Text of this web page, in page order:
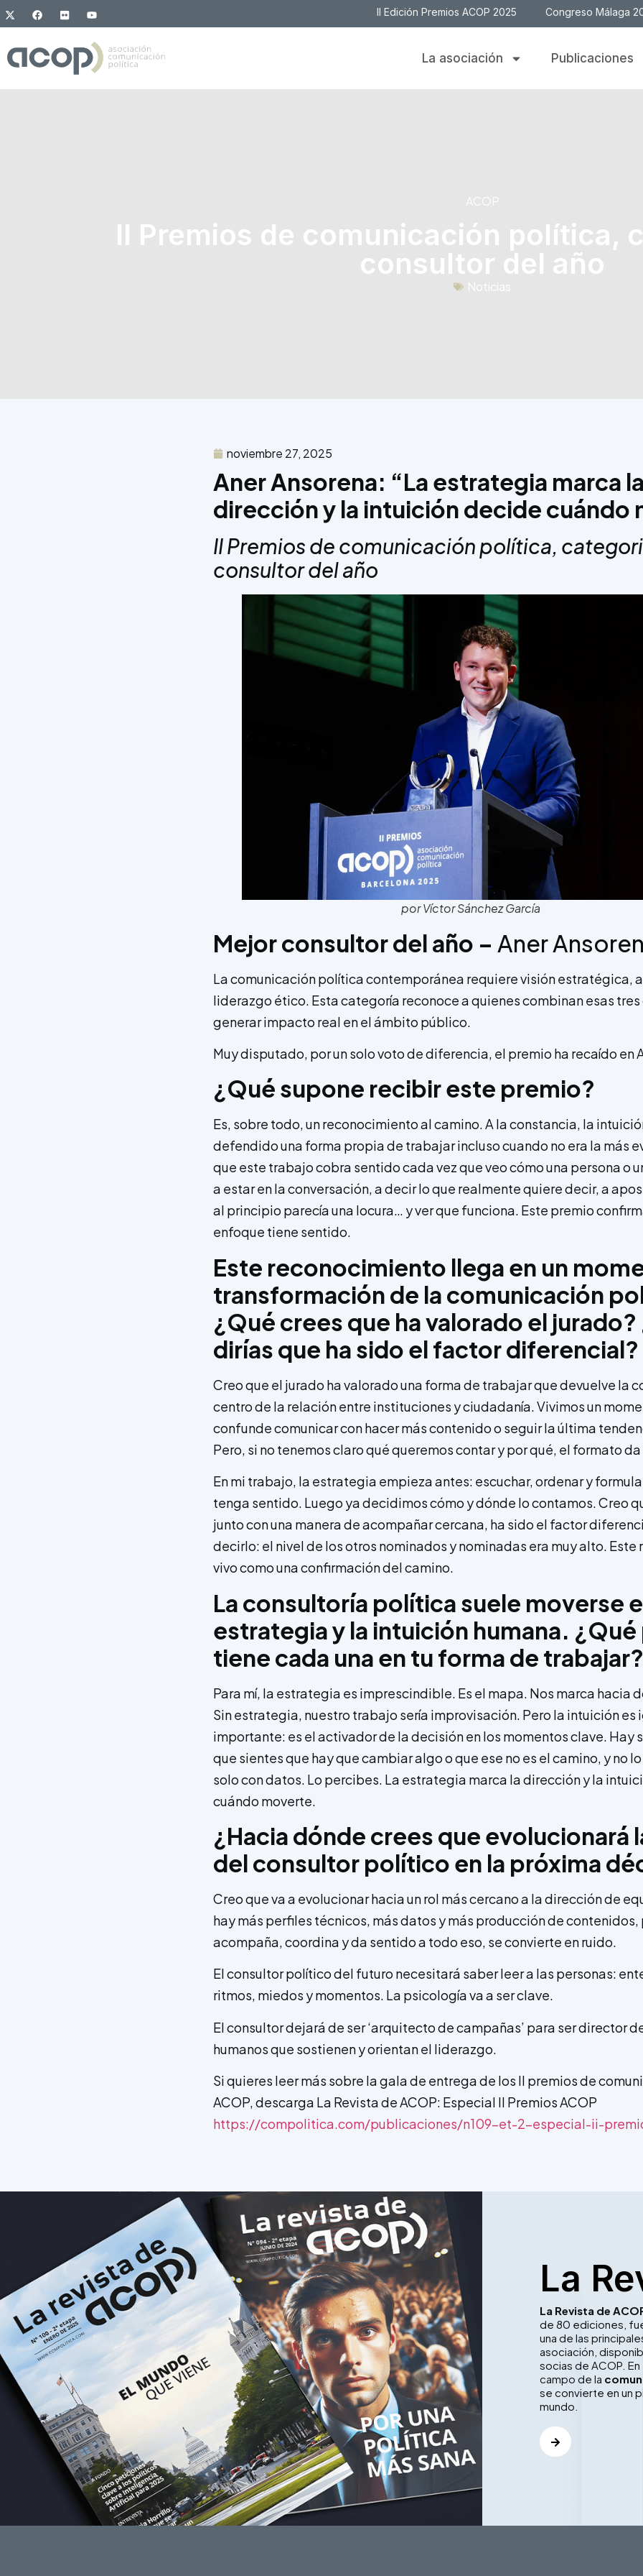
II Edición Premios ACOP 2025 Congreso Málaga
La asociación Publicaciones
ACOP
II Premios de comunicación política,
consultor del año
Noticias
noviembre 27, 2025
Aner Ansorena: “La estrategia marca
dirección y la intuición decide cuándo
II Premios de comunicación política,
consultor del año
por Víctor Sánchez García
Mejor consultor del año – Aner
La comunicación política contemporánea requiere visión estratégica,
liderazgo ético. Esta categoría reconoce a quienes combinan esas
generar impacto real en el ámbito público.
Muy disputado, por un solo voto de diferencia, el premio ha recaído en
¿Qué supone recibir este premio?
Es, sobre todo, un reconocimiento al camino. A la constancia, la
defendido una forma propia de trabajar incluso cuando no era la más
que este trabajo cobra sentido cada vez que veo cómo una persona o
a estar en la conversación, a decir lo que realmente quiere decir, a
al principio parecía una locura… y ver que funciona. Este premio
enfoque tiene sentido.
Este reconocimiento llega en un
transformación de la comunicación
¿Qué crees que ha valorado el jurado?
dirías que ha sido el factor diferencial?
Creo que el jurado ha valorado una forma de trabajar que devuelve la
centro de la relación entre instituciones y ciudadanía. Vivimos un
confunde comunicar con hacer más contenido o seguir la última
Pero, si no tenemos claro qué queremos contar y por qué, el formato
En mi trabajo, la estrategia empieza antes: escuchar, ordenar y
tenga sentido. Luego ya decidimos cómo y dónde lo contamos. Creo
junto con una manera de acompañar cercana, ha sido el factor
decirlo: el nivel de los otros nominados y nominadas era muy alto.
vivo como una confirmación del camino.
La consultoría política suele moverse
estrategia y la intuición humana.
tiene cada una en tu forma de trabajar?
Para mí, la estrategia es imprescindible. Es el mapa. Nos marca hacia
Sin estrategia, nuestro trabajo sería improvisación. Pero la intuición es
importante: es el activador de la decisión en los momentos clave. Hay
que sientes que hay que cambiar algo o que ese no es el camino, y no
solo con datos. Lo percibes. La estrategia marca la dirección y la
cuándo moverte.
¿Hacia dónde crees que evolucionará
del consultor político en la próxima
Creo que va a evolucionar hacia un rol más cercano a la dirección de
hay más perfiles técnicos, más datos y más producción de contenidos,
acompaña, coordina y da sentido a todo eso, se convierte en ruido.
El consultor político del futuro necesitará saber leer a las personas:
ritmos, miedos y momentos. La psicología va a ser clave.
El consultor dejará de ser ‘arquitecto de campañas’ para ser director
humanos que sostienen y orientan el liderazgo.
Si quieres leer más sobre la gala de entrega de los II premios de
ACOP, descarga La Revista de ACOP: Especial II Premios ACOP
https://compolitica.com/publicaciones/n109-et-2-especial-ii-
La
La Revista de
de 80 ediciones,
una de las
asociación,
socias de ACOP.
campo de la
se convierte en un
mundo.